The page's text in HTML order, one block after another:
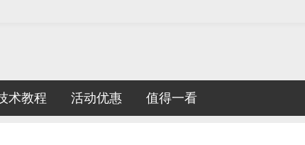
术教程 活动优惠 值得一看